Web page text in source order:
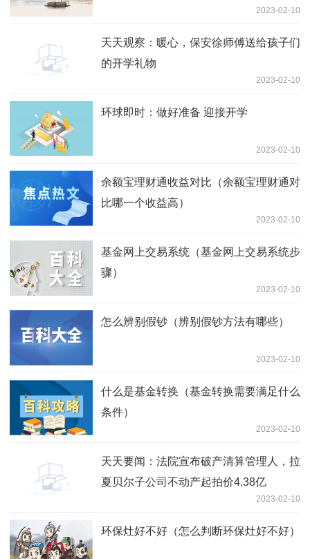
2023-02-10
天天观察：暖心，保安徐师傅送给孩子们
的开学礼物
2023-02-10
环球即时：做好准备 迎接开学
2023-02-10
余额宝理财通收益对比（余额宝理财通对
比哪一个收益高）
2023-02-10
基金网上交易系统（基金网上交易系统步
骤）
2023-02-10
怎么辨别假钞（辨别假钞方法有哪些）
2023-02-10
什么是基金转换（基金转换需要满足什么
条件）
2023-02-10
天天要闻：法院宣布破产清算管理人，拉
夏贝尔子公司不动产起拍价4.38亿
2023-02-10
环保灶好不好（怎么判断环保灶好不好）